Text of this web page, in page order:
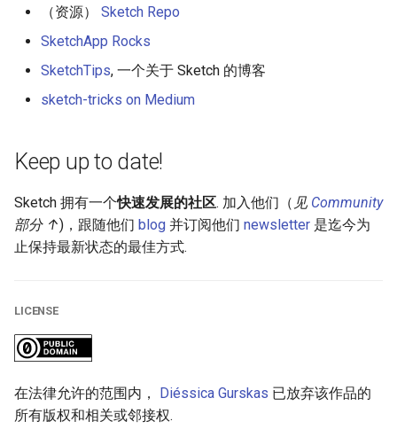
（资源） Sketch Repo
SketchApp Rocks
SketchTips, 一个关于 Sketch 的博客
sketch-tricks on Medium
Keep up to date!
Sketch 拥有一个快速发展的社区. 加入他们（ 见 Community
部分 ↑)，跟随他们 blog 并订阅他们 newsletter 是迄今为
止保持最新状态的最佳方式.
LICENSE
在法律允许的范围内， Diéssica Gurskas 已放弃该作品的
所有版权和相关或邻接权.